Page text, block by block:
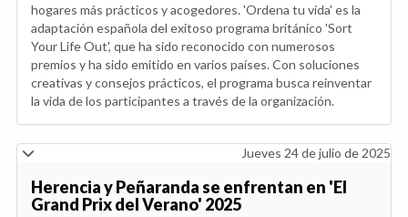
hogares más prácticos y acogedores. 'Ordena tu vida' es la
adaptación española del exitoso programa británico 'Sort
Your Life Out', que ha sido reconocido con numerosos
premios y ha sido emitido en varios países. Con soluciones
creativas y consejos prácticos, el programa busca reinventar
la vida de los participantes a través de la organización.
Jueves 24 de julio de 2025
Herencia y Peñaranda se enfrentan en 'El
Grand Prix del Verano' 2025